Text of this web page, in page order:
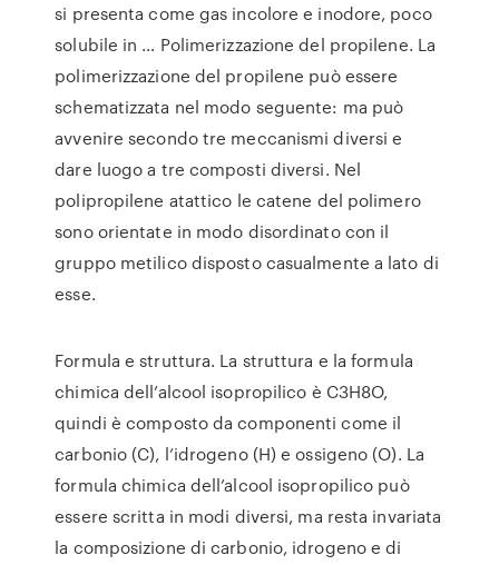
si presenta come gas incolore e inodore, poco
solubile in … Polimerizzazione del propilene. La
polimerizzazione del propilene può essere
schematizzata nel modo seguente: ma può
avvenire secondo tre meccanismi diversi e
dare luogo a tre composti diversi. Nel
polipropilene atattico le catene del polimero
sono orientate in modo disordinato con il
gruppo metilico disposto casualmente a lato di
esse.
Formula e struttura. La struttura e la formula
chimica dell’alcool isopropilico è C3H8O,
quindi è composto da componenti come il
carbonio (C), l’idrogeno (H) e ossigeno (O). La
formula chimica dell’alcool isopropilico può
essere scritta in modi diversi, ma resta invariata
la composizione di carbonio, idrogeno e di